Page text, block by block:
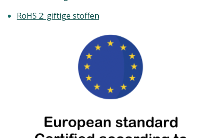
RoHS 2: giftige stoffen